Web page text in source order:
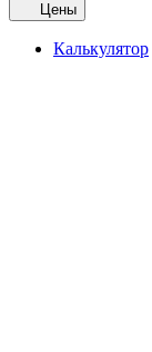
Цены
Калькулятор